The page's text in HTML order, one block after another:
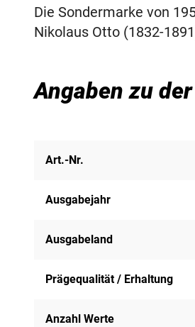
Die Sondermarke von
Nikolaus Otto (1832-
Angaben zu
Art.-Nr.
Ausgabejahr
Ausgabeland
Prägequalität / Erhaltung
Anzahl Werte